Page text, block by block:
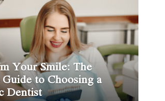
Your Smile: The
to Choosing a
Dentist